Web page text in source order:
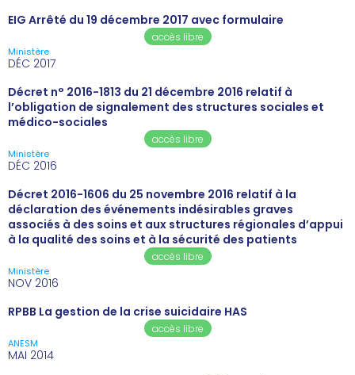
EIG Arrêté du 19 décembre 2017 avec formulaire
accès libre
Ministère
DÉC 2017
Décret n° 2016-1813 du 21 décembre 2016 relatif à
l’obligation de signalement des structures sociales et
médico-sociales
accès libre
Ministère
DÉC 2016
Décret 2016-1606 du 25 novembre 2016 relatif à la
déclaration des événements indésirables graves
associés à des soins et aux structures régionales d’appui
à la qualité des soins et à la sécurité des patients
accès libre
Ministère
NOV 2016
RPBB La gestion de la crise suicidaire HAS
accès libre
ANESM
MAI 2014